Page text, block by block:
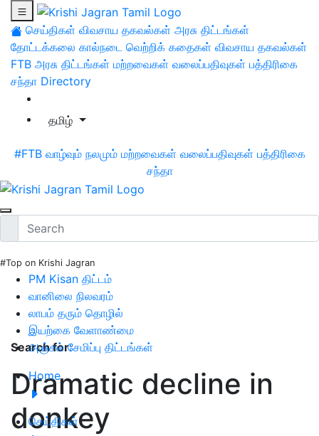
செய்திகள் விவசாய தகவல்கள் அரசு திட்டங்கள்
தோட்டக்கலை கால்நடை வெற்றிக் கதைகள் விவசாய தகவல்கள்
FTB அரசு திட்டங்கள் மற்றவைகள் வலைப்பதிவுகள் பத்திரிகை
சந்தா Directory
தமிழ்
#FTB வாழ்வும் நலமும் மற்றவைகள் வலைப்பதிவுகள் பத்திரிகை
சந்தா
#Top on Krishi Jagran
PM Kisan திட்டம்
வானிலை நிலவரம்
லாபம் தரும் தொழில்
இயற்கை வேளாண்மை
அஞ்சல் சேமிப்பு திட்டங்கள்
Home
செய்திகள்
Search for:
Dramatic decline in
donkey